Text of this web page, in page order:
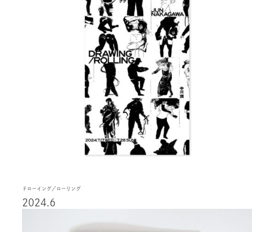
ドローイング／ローリング
2024.6